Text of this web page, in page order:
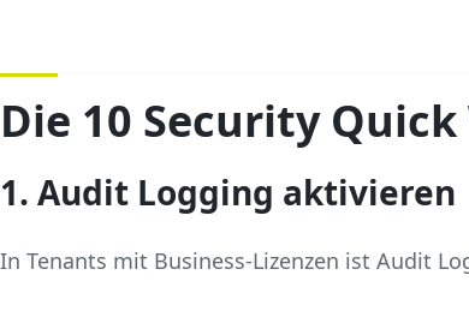
Die 10 Security Quick
1. Audit Logging aktivieren
In Tenants mit Business‑Lizenzen ist Audit